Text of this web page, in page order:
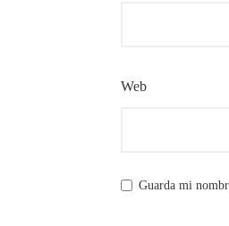
Web
Guarda mi